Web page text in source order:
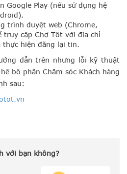
Google Play (nếu sử dụng hệ
trình duyệt web (Chrome,
truy cập Chợ Tốt với địa chỉ
thực hiện đăng lại tin.
dẫn trên nhưng lỗi kỹ thuật
bộ phận Chăm sóc Khách hàng
sau:
với bạn không?